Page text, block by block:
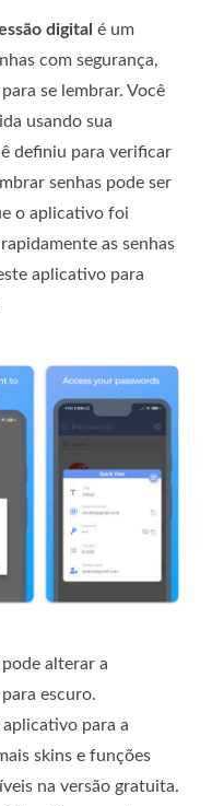
digital é um
com segurança,
se lembrar. Você
usando sua
definiu para verificar
senhas pode ser
o aplicativo foi
as senhas
aplicativo para
alterar a
escuro.
para a
skins e funções
na versão gratuita.